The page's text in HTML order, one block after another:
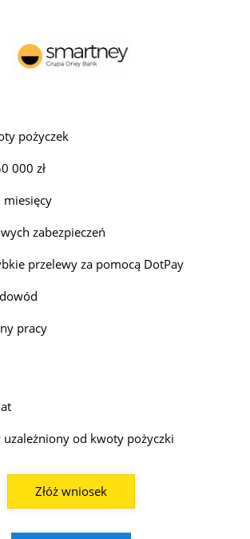
pożyczek
000 zł
miesięcy
zabezpieczeń
przelewy za pomocą DotPay
pracy
uzależniony od kwoty pożyczki
Złóż wniosek